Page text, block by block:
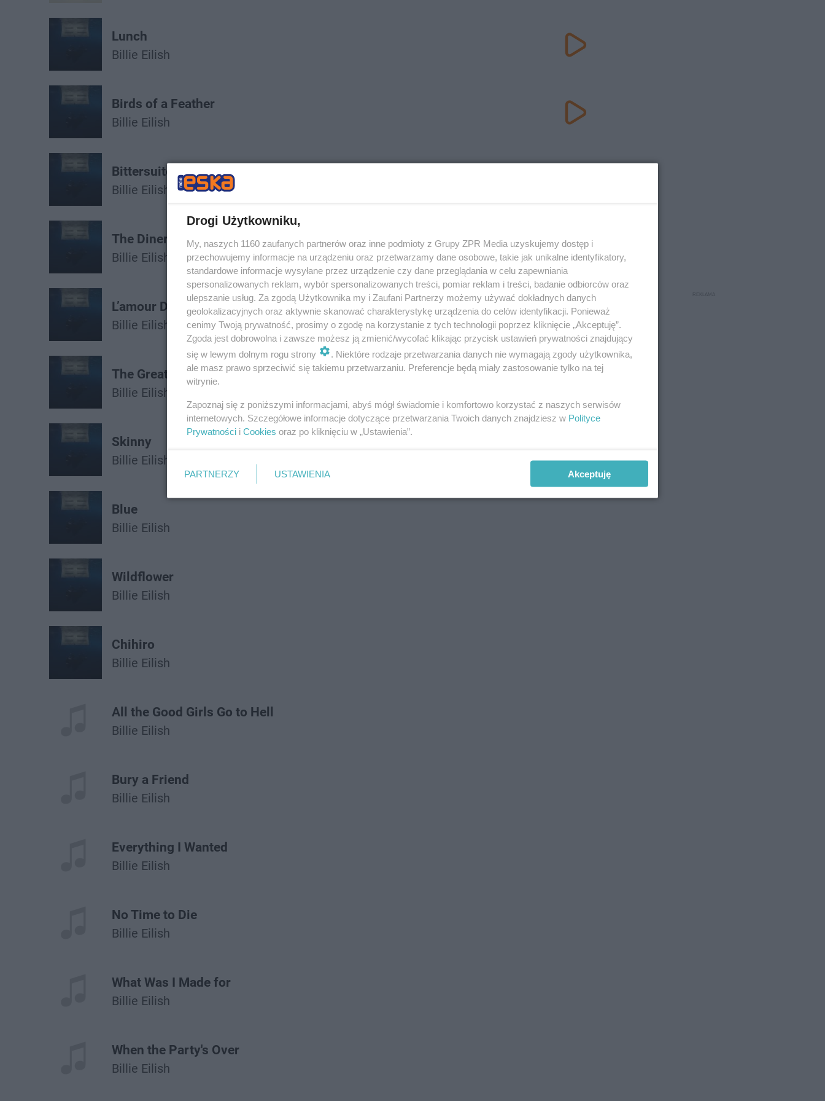
Lunch
Billie Eilish
Birds of a Feather
Billie Eilish
Bittersuite
Billie Eilish
The Diner
Billie Eilish
L’amour De Ma Vie
Billie Eilish
The Greatest
Billie Eilish
Skinny
Billie Eilish
Blue
Billie Eilish
Wildflower
Billie Eilish
Chihiro
Billie Eilish
All the Good Girls Go to Hell
Billie Eilish
Bury a Friend
Billie Eilish
Everything I Wanted
Billie Eilish
No Time to Die
Billie Eilish
What Was I Made for
Billie Eilish
When the Party's Over
Billie Eilish
Drogi Użytkowniku,
My, naszych 1160 zaufanych partnerów oraz inne podmioty z Grupy ZPR Media uzyskujemy dostęp i
przechowujemy informacje na urządzeniu oraz przetwarzamy dane osobowe, takie jak unikalne identyfikatory,
standardowe informacje wysyłane przez urządzenie czy dane przeglądania w celu zapewniania
spersonalizowanych reklam, wybór spersonalizowanych treści, pomiar reklam i treści, badanie odbiorców oraz
ulepszanie usług. Za zgodą Użytkownika my i Zaufani Partnerzy możemy używać dokładnych danych
geolokalizacyjnych oraz aktywnie skanować charakterystykę urządzenia do celów identyfikacji. Ponieważ
cenimy Twoją prywatność, prosimy o zgodę na korzystanie z tych technologii poprzez kliknięcie „Akceptuję”.
Zgoda jest dobrowolna i zawsze możesz ją zmienić/wycofać klikając przycisk ustawień prywatności znajdujący
się w lewym dolnym rogu strony
. Niektóre rodzaje przetwarzania danych nie wymagają zgody użytkownika,
ale masz prawo sprzeciwić się takiemu przetwarzaniu. Preferencje będą miały zastosowanie tylko na tej
witrynie.
Zapoznaj się z poniższymi informacjami, abyś mógł świadomie i komfortowo korzystać z naszych serwisów
internetowych. Szczegółowe informacje dotyczące przetwarzania Twoich danych znajdziesz w Polityce
Prywatności i Cookies oraz po kliknięciu w „Ustawienia”.
PARTNERZY USTAWIENIA Akceptuję